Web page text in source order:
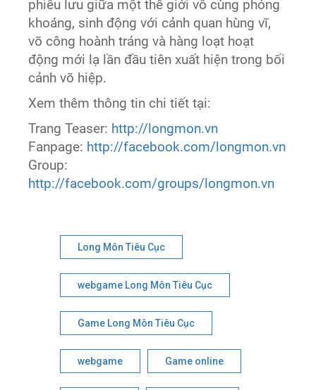
phiêu lưu giữa một thế giới vô cùng phóng
khoáng, sinh động với cảnh quan hùng vĩ,
võ công hoành tráng và hàng loạt hoạt
động mới lạ lần đầu tiên xuất hiện trong bối
cảnh võ hiệp.
Xem thêm thông tin chi tiết tại:
Trang Teaser: http://longmon.vn
Fanpage: http://facebook.com/longmon.vn
Group:
http://facebook.com/groups/longmon.vn
Long Môn Tiêu Cục
webgame Long Môn Tiêu Cục
Game Long Môn Tiêu Cục
webgame Game online